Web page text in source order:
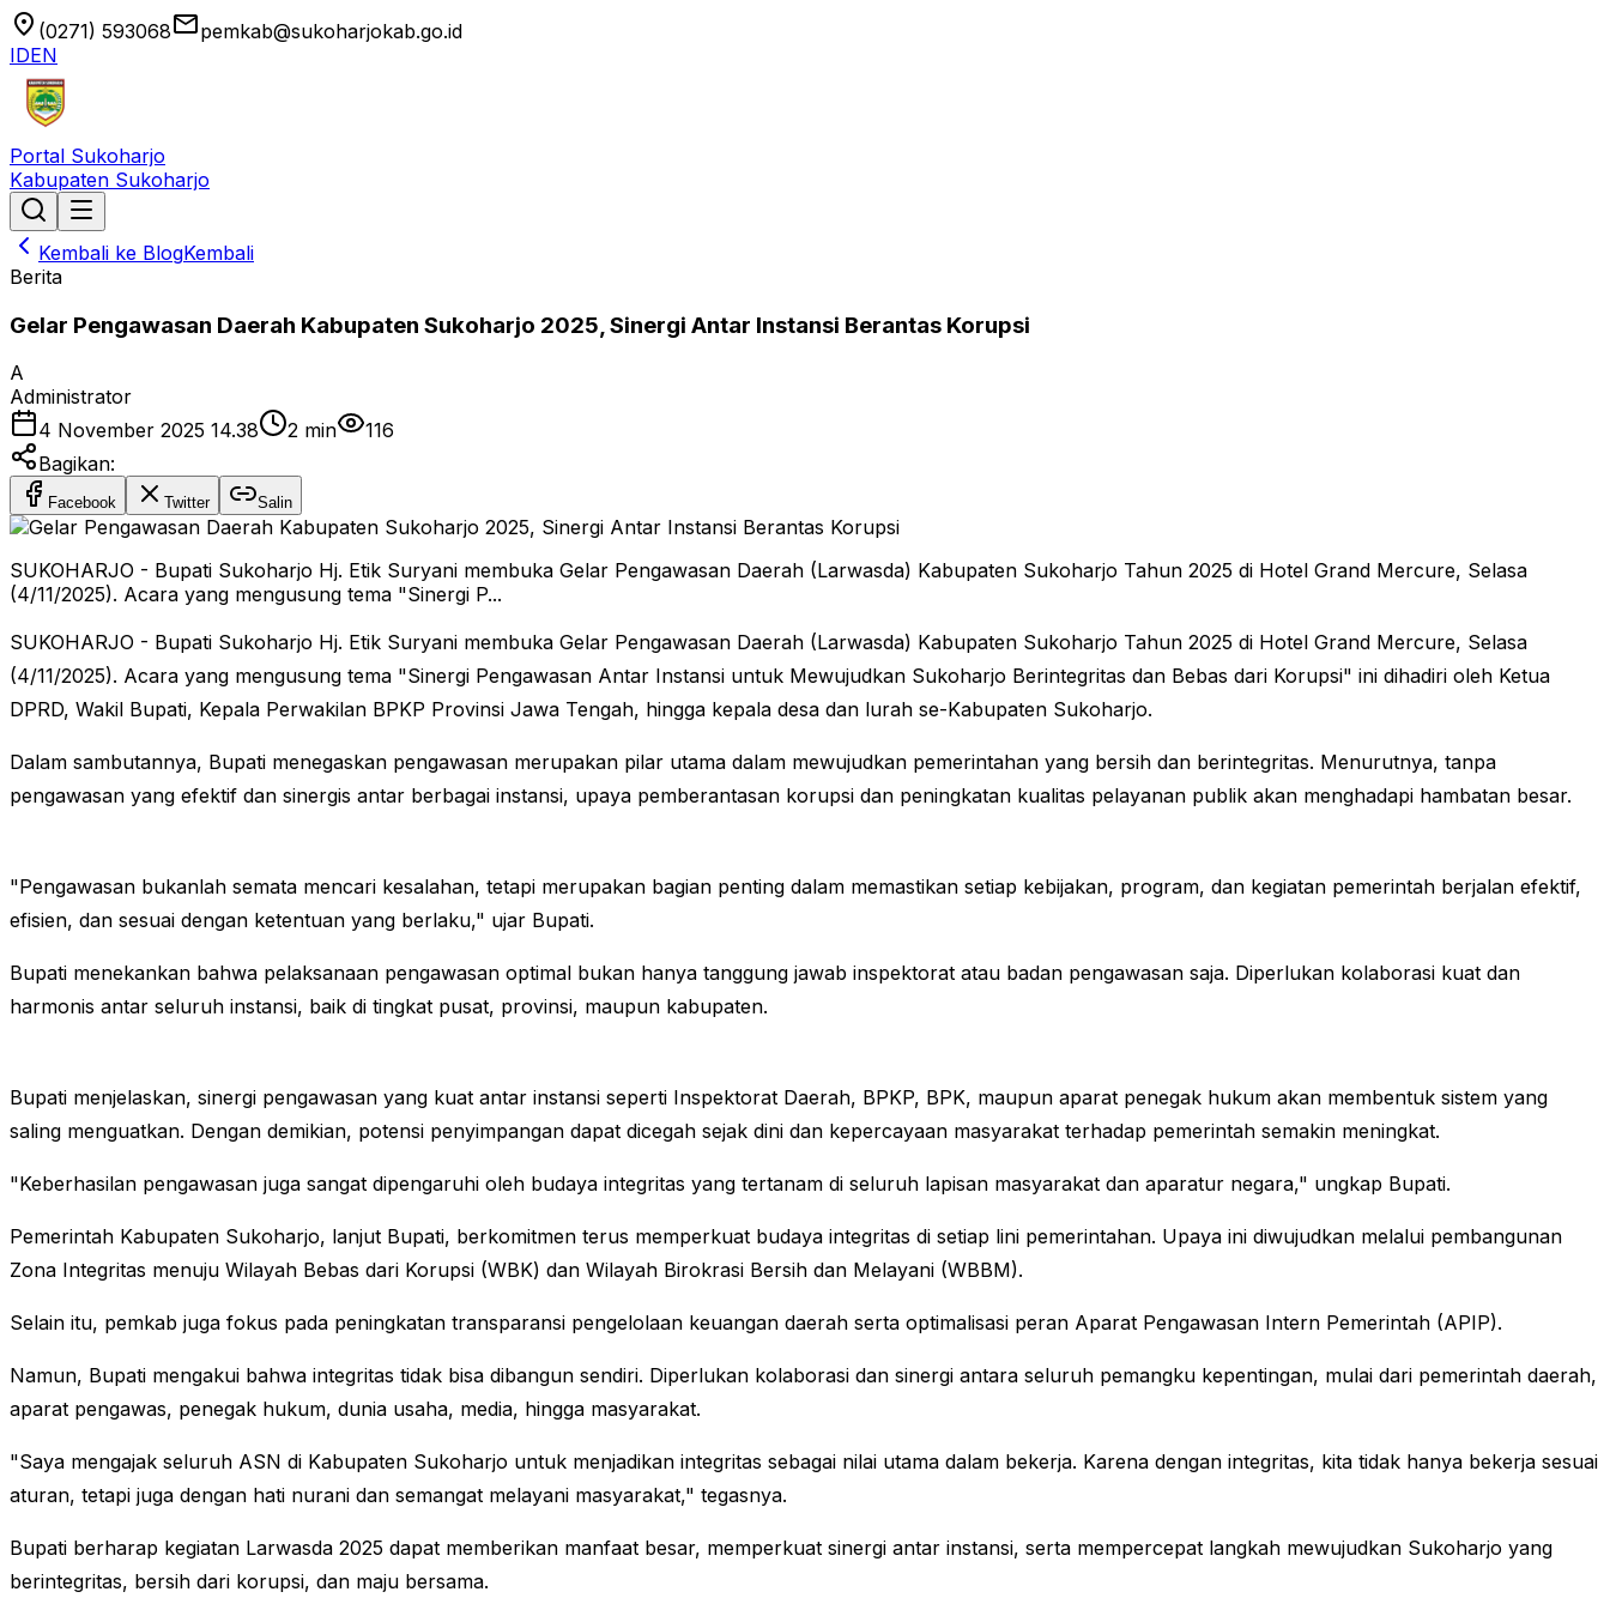
location_on (0271) 593068emailpemkab@sukoharjokab.go.id
IDEN
Portal Sukoharjo
Kabupaten Sukoharjo
Kembali ke BlogKembali
Berita
Gelar Pengawasan Daerah Kabupaten Sukoharjo 2025, Sinergi Antar Instansi Berantas Korupsi
A
Administrator
4 November 2025 14.38
2 min
116
Bagikan:
Facebook Twitter Salin
SUKOHARJO - Bupati Sukoharjo Hj. Etik Suryani membuka Gelar Pengawasan Daerah (Larwasda) Kabupaten Sukoharjo Tahun 2025 di Hotel Grand Mercure, Selasa
(4/11/2025). Acara yang mengusung tema "Sinergi P...
SUKOHARJO - Bupati Sukoharjo Hj. Etik Suryani membuka Gelar Pengawasan Daerah (Larwasda) Kabupaten Sukoharjo Tahun 2025 di Hotel Grand Mercure, Selasa
(4/11/2025). Acara yang mengusung tema "Sinergi Pengawasan Antar Instansi untuk Mewujudkan Sukoharjo Berintegritas dan Bebas dari Korupsi" ini dihadiri oleh Ketua
DPRD, Wakil Bupati, Kepala Perwakilan BPKP Provinsi Jawa Tengah, hingga kepala desa dan lurah se-Kabupaten Sukoharjo.
Dalam sambutannya, Bupati menegaskan pengawasan merupakan pilar utama dalam mewujudkan pemerintahan yang bersih dan berintegritas. Menurutnya, tanpa
pengawasan yang efektif dan sinergis antar berbagai instansi, upaya pemberantasan korupsi dan peningkatan kualitas pelayanan publik akan menghadapi hambatan besar.
"Pengawasan bukanlah semata mencari kesalahan, tetapi merupakan bagian penting dalam memastikan setiap kebijakan, program, dan kegiatan pemerintah berjalan efektif,
efisien, dan sesuai dengan ketentuan yang berlaku," ujar Bupati.
Bupati menekankan bahwa pelaksanaan pengawasan optimal bukan hanya tanggung jawab inspektorat atau badan pengawasan saja. Diperlukan kolaborasi kuat dan
harmonis antar seluruh instansi, baik di tingkat pusat, provinsi, maupun kabupaten.
Bupati menjelaskan, sinergi pengawasan yang kuat antar instansi seperti Inspektorat Daerah, BPKP, BPK, maupun aparat penegak hukum akan membentuk sistem yang
saling menguatkan. Dengan demikian, potensi penyimpangan dapat dicegah sejak dini dan kepercayaan masyarakat terhadap pemerintah semakin meningkat.
"Keberhasilan pengawasan juga sangat dipengaruhi oleh budaya integritas yang tertanam di seluruh lapisan masyarakat dan aparatur negara," ungkap Bupati.
Pemerintah Kabupaten Sukoharjo, lanjut Bupati, berkomitmen terus memperkuat budaya integritas di setiap lini pemerintahan. Upaya ini diwujudkan melalui pembangunan
Zona Integritas menuju Wilayah Bebas dari Korupsi (WBK) dan Wilayah Birokrasi Bersih dan Melayani (WBBM).
Selain itu, pemkab juga fokus pada peningkatan transparansi pengelolaan keuangan daerah serta optimalisasi peran Aparat Pengawasan Intern Pemerintah (APIP).
Namun, Bupati mengakui bahwa integritas tidak bisa dibangun sendiri. Diperlukan kolaborasi dan sinergi antara seluruh pemangku kepentingan, mulai dari pemerintah daerah,
aparat pengawas, penegak hukum, dunia usaha, media, hingga masyarakat.
"Saya mengajak seluruh ASN di Kabupaten Sukoharjo untuk menjadikan integritas sebagai nilai utama dalam bekerja. Karena dengan integritas, kita tidak hanya bekerja sesuai
aturan, tetapi juga dengan hati nurani dan semangat melayani masyarakat," tegasnya.
Bupati berharap kegiatan Larwasda 2025 dapat memberikan manfaat besar, memperkuat sinergi antar instansi, serta mempercepat langkah mewujudkan Sukoharjo yang
berintegritas, bersih dari korupsi, dan maju bersama.